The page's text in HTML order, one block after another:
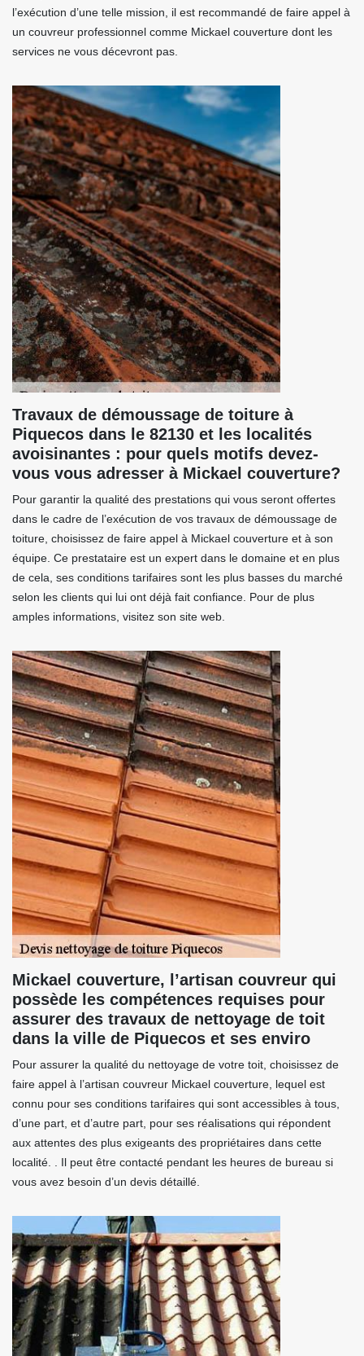
l’exécution d’une telle mission, il est recommandé de faire appel à
un couvreur professionnel comme Mickael couverture dont les
services ne vous décevront pas.
Travaux de démoussage de toiture à
Piquecos dans le 82130 et les localités
avoisinantes : pour quels motifs devez-
vous vous adresser à Mickael couverture?
Pour garantir la qualité des prestations qui vous seront offertes
dans le cadre de l’exécution de vos travaux de démoussage de
toiture, choisissez de faire appel à Mickael couverture et à son
équipe. Ce prestataire est un expert dans le domaine et en plus
de cela, ses conditions tarifaires sont les plus basses du marché
selon les clients qui lui ont déjà fait confiance. Pour de plus
amples informations, visitez son site web.
Mickael couverture, l’artisan couvreur qui
possède les compétences requises pour
assurer des travaux de nettoyage de toit
dans la ville de Piquecos et ses enviro
Pour assurer la qualité du nettoyage de votre toit, choisissez de
faire appel à l’artisan couvreur Mickael couverture, lequel est
connu pour ses conditions tarifaires qui sont accessibles à tous,
d’une part, et d’autre part, pour ses réalisations qui répondent
aux attentes des plus exigeants des propriétaires dans cette
localité. . Il peut être contacté pendant les heures de bureau si
vous avez besoin d’un devis détaillé.